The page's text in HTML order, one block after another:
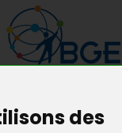
des
MON RDV GRATUIT